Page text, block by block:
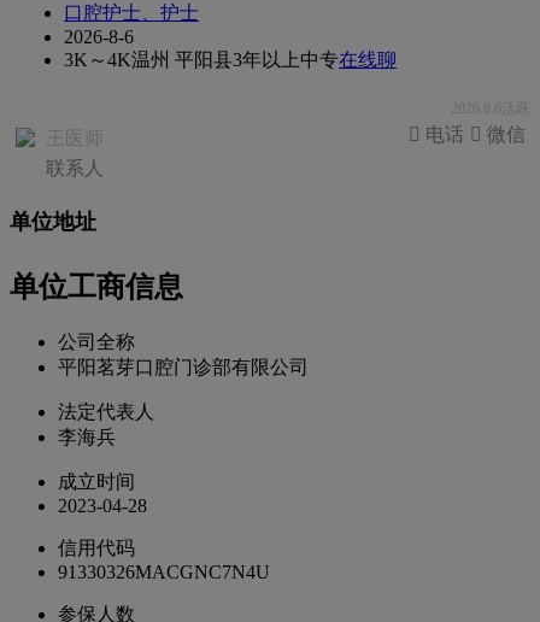
口腔护士、护士
2026-8-6
3K～4K温州 平阳县3年以上中专在线聊
2026.8.6活跃
王医师
联系人
 微信
 电话
单位地址
单位工商信息
公司全称
平阳茗芽口腔门诊部有限公司
法定代表人
李海兵
成立时间
2023-04-28
信用代码
91330326MACGNC7N4U
参保人数